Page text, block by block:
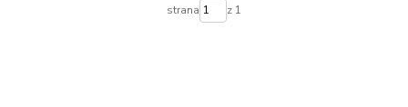
strana z 1